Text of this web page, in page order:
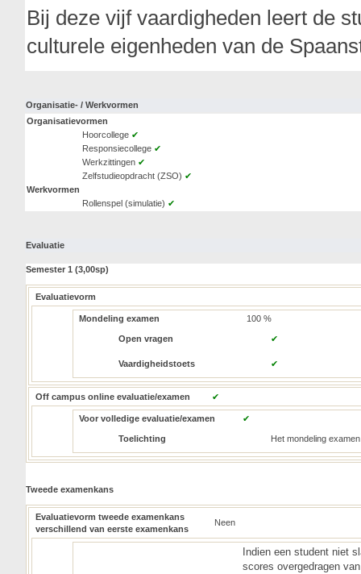
Bij deze vijf vaardigheden leert de
culturele eigenheden van de
Organisatie- / Werkvormen
Organisatievormen
Hoorcollege ✔
Responsiecollege ✔
Werkzittingen ✔
Zelfstudieopdracht (ZSO) ✔
Werkvormen
Rollenspel (simulatie) ✔
Evaluatie
Semester 1 (3,00sp)
Evaluatievorm
Mondeling examen 100 %
Open vragen ✔
Vaardigheidstoets ✔
Off campus online evaluatie/examen ✔
Voor volledige evaluatie/examen ✔
Toelichting Het mondeling
Tweede examenkans
Evaluatievorm tweede examenkans
verschillend van eerste examenkans
Neen
Indien een student niet
scores overgedragen